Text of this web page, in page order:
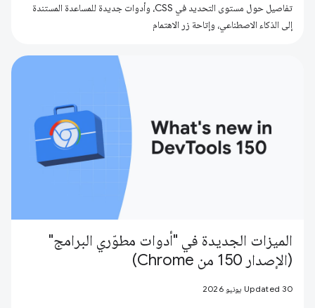
تفاصيل حول مستوى التحديد في CSS، وأدوات جديدة للمساعدة المستندة
إلى الذكاء الاصطناعي، وإتاحة زر الاهتمام
الميزات الجديدة في "أدوات مطوّري البرامج"
(الإصدار 150 من Chrome)
Updated 30 يونيو 2026